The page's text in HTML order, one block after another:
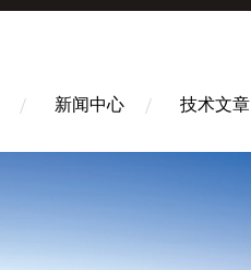
新闻中心 技术文章